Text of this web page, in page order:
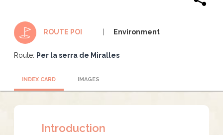
ROUTE POI Environment
Route: Per la serra de Miralles
INDEX CARD IMAGES
Introduction